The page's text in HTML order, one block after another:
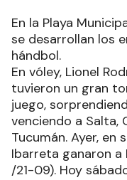
En la Playa
se desarrollan los
hándbol.
En vóley, Lionel
tuvieron un gran
juego,
venciendo a Salta,
Tucumán. Ayer, en
Ibarreta ganaron a
/21-09). Hoy